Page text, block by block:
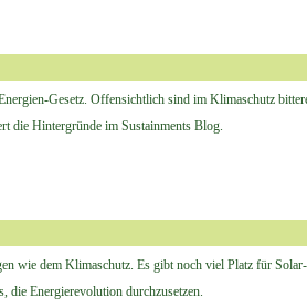
Gesetz. Offensichtlich sind im Klimaschutz
die Hintergründe im Sustainments Blog.
wie dem Klimaschutz. Es gibt noch viel Platz für Solar-
die Energierevolution durchzusetzen.